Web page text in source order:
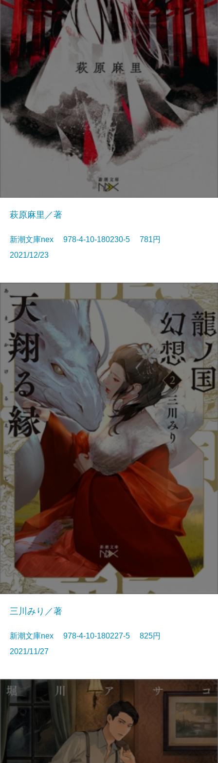
萩原麻里／著
新潮文庫nex 978-4-10-180230-5 781円
2021/12/23
三川みり／著
新潮文庫nex 978-4-10-180227-5 825円
2021/11/27